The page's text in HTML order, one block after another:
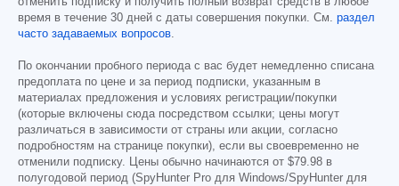
время в течение 30 дней с даты совершения покупки. См. раздел
часто задаваемых вопросов.
По окончании пробного периода с вас будет немедленно списана
предоплата по цене и за период подписки, указанным в
материалах предложения и условиях регистрации/покупки
(которые включены сюда посредством ссылки; цены могут
различаться в зависимости от страны или акции, согласно
подробностям на странице покупки), если вы своевременно не
отменили подписку. Цены обычно начинаются от $79.98 в
полугодовой период (SpyHunter Pro для Windows/SpyHunter для